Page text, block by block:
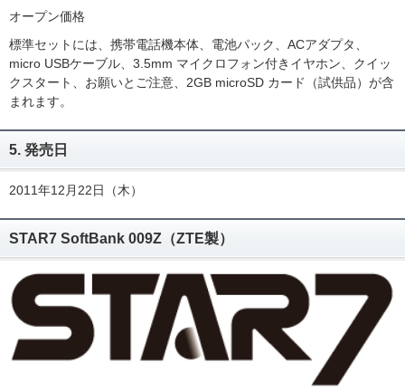
オープン価格
標準セットには、携帯電話機本体、電池パック、ACアダプタ、
micro USBケーブル、3.5mm マイクロフォン付きイヤホン、クイッ
クスタート、お願いとご注意、2GB microSD カード（試供品）が含
まれます。
5. 発売日
2011年12月22日（木）
STAR7 SoftBank 009Z（ZTE製）